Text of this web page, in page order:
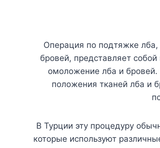
Операция по подтяжке
бровей, представляет
омоложение лба и
положения тканей лба и
В Турции эту процедуру
которые используют